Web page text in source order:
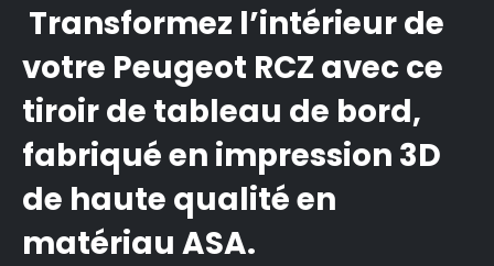
Transformez l’intérieur de
votre Peugeot RCZ avec ce
tiroir de tableau de bord,
fabriqué en impression 3D
de haute qualité en
matériau ASA.